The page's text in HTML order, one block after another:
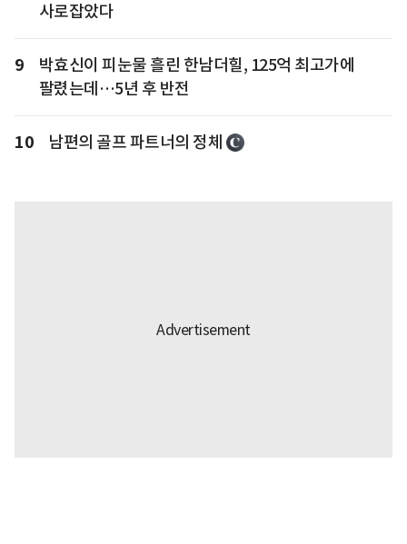
사로잡았다
9
박효신이 피눈물 흘린 한남더힐, 125억 최고가에
팔렸는데…5년 후 반전
10 남편의 골프 파트너의 정체